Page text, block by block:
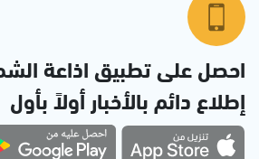
احصل على تطبيق اذاعة
إطلاع دائم بالأخبار أولاً بأول